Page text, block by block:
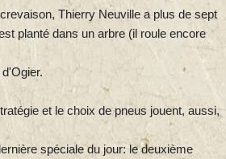
Thierry Neuville a plus de sept
planté dans un arbre (il roule encore
et le choix de pneus jouent, aussi,
spéciale du jour: le deuxième